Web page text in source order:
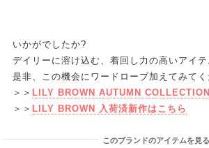
いかがでしたか?
デイリーに溶け込む、着回し力の高いアイ
是非、この機会にワードローブ加えてみてく
＞＞ LILY BROWN AUTUMN COLLECTION
＞＞ LILY BROWN 入荷済新作はこちら
このブランドのアイテムを見る